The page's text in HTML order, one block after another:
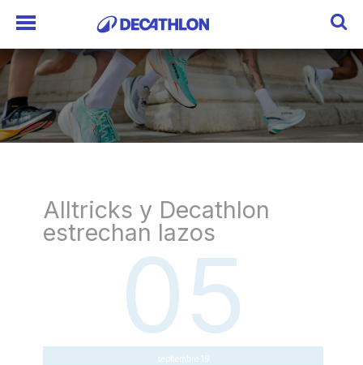
Alltricks y Decathlon
estrechan lazos
05
septiembre 19